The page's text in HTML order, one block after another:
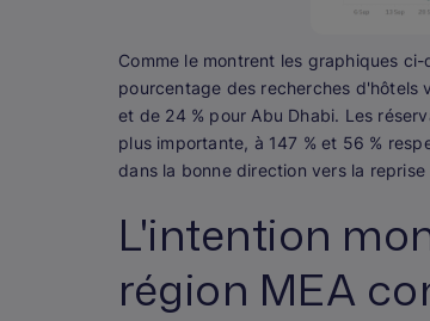
Comme le montrent les graphiques
pourcentage des recherches d'hôtels
et de 24 % pour Abu Dhabi. Les
plus importante, à 147 % et 56 %
dans la bonne direction vers la
L'intention
région MEA